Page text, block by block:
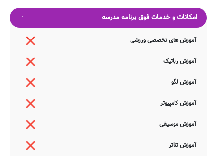
امکانات و خدمات فوق برنامه مدرسه
آموزش های تخصصی ورزشی
آموزش رباتیک
آموزش لگو
آموزش کامپیوتر
آموزش موسیقی
آموزش تئاتر